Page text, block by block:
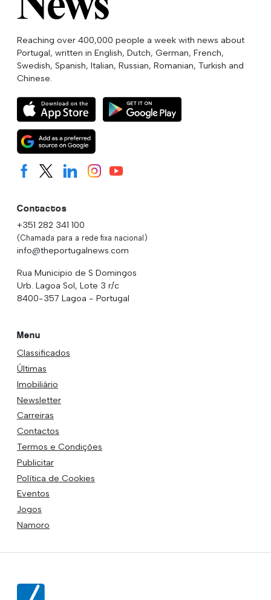
Reaching over 400,000 people a week with news about
Portugal, written in English, Dutch, German, French,
Swedish, Spanish, Italian, Russian, Romanian, Turkish and
Chinese.
Contactos
+351 282 341 100
(Chamada para a rede fixa nacional)
info@theportugalnews.com
Rua Municipio de S Domingos
Urb. Lagoa Sol, Lote 3 r/c
8400-357 Lagoa - Portugal
Menu
Classificados
Últimas
Imobiliário
Newsletter
Carreiras
Contactos
Termos e Condições
Publicitar
Política de Cookies
Eventos
Jogos
Namoro